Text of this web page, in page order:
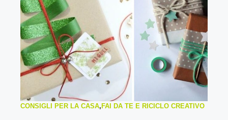
CONSIGLI PER LA CASA,FAI DA TE E RICICLO CREATIVO